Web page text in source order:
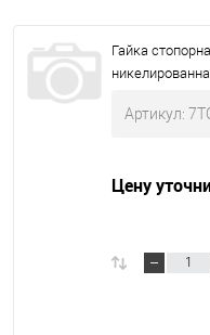
Гайка
Артикул:
Цену